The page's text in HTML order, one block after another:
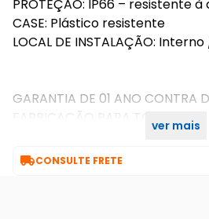
PROTEÇÃO: IP66 – resistente
CASE: Plástico resistente
LOCAL DE INSTALAÇÃO:
GARANTIA DE 01 ANO CONTRA
FABRICAÇÃO PARA TODO O
ver mais
CONSULTE FRETE